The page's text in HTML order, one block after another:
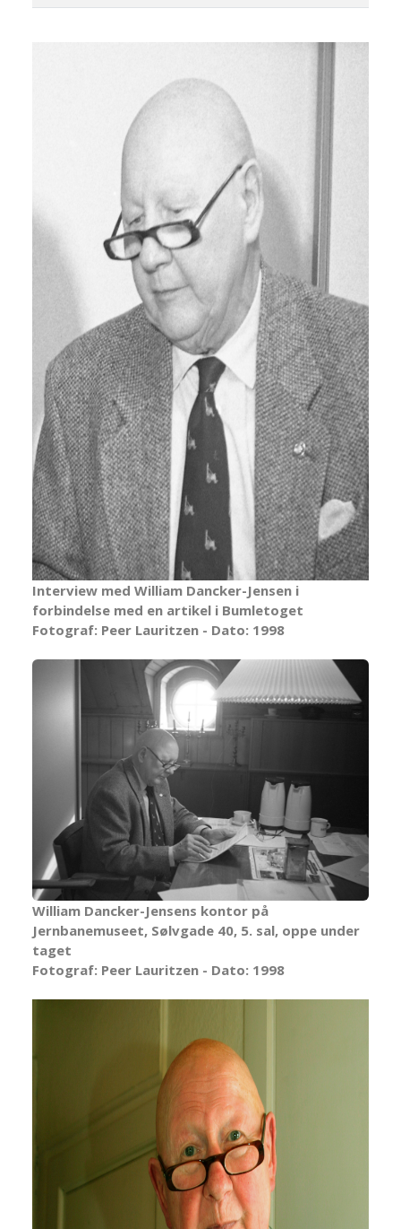
Interview med William Dancker-Jensen i
forbindelse med en artikel i Bumletoget
Fotograf: Peer Lauritzen - Dato: 1998
William Dancker-Jensens kontor på
Jernbanemuseet, Sølvgade 40, 5. sal, oppe under
taget
Fotograf: Peer Lauritzen - Dato: 1998